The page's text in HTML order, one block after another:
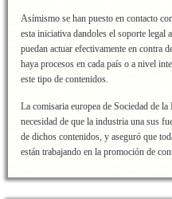
Asímismo se han puesto en contacto
esta iniciativa dandoles el soporte legal
puedan actuar efectivamente en contra
haya procesos en cada país o a nivel
este tipo de contenidos.
La comisaria europea de Sociedad de
necesidad de que la industria una sus
de dichos contenidos, y aseguró que
están trabajando en la promoción de